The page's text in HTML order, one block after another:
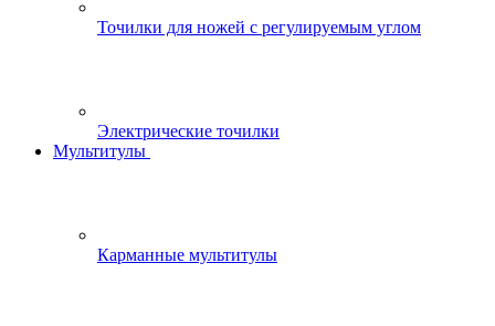
Точилки для ножей с регулируемым углом
Электрические точилки
Мультитулы
Карманные мультитулы